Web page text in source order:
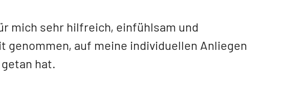
mich sehr hilfreich, einfühlsam und
genommen, auf meine individuellen Anliegen
hat.